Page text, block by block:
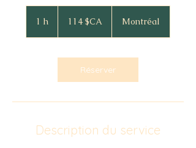
1 h
canadiens
114 $CA Montréal
Réserver
Description du service